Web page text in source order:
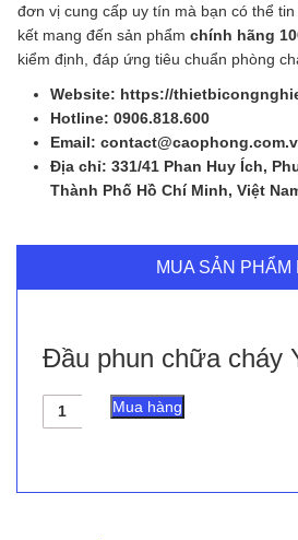
đơn vị cung cấp uy tín mà bạn có thể
kết mang đến sản phẩm chính hãng
kiểm định, đáp ứng tiêu chuẩn phòng
Website: https://
Hotline: 0906.818.600
Email:
Địa chỉ: 331/41 Phan Huy Ích,
Thành Phố Hồ Chí Minh, Việt
MUA SẢN PHẨM
Đầu phun chữa cháy
Đầu
Mua hàng